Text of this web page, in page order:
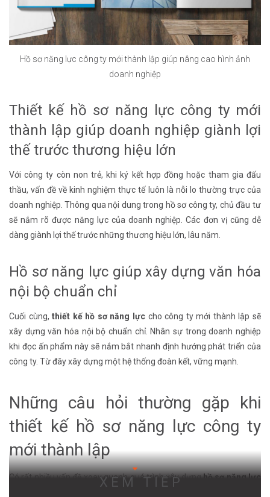
Hồ sơ năng lực công ty mới thành lập giúp nâng cao hình ảnh
doanh nghiệp
Thiết kế hồ sơ năng lực công ty mới
thành lập giúp doanh nghiệp giành lợi
thế trước thương hiệu lớn
Với công ty còn non trẻ, khi ký kết hợp đồng hoặc tham gia đấu
thầu, vấn đề về kinh nghiệm thực tế luôn là nỗi lo thường trực của
doanh nghiệp. Thông qua nội dung trong hồ sơ công ty, chủ đầu tư
sẽ nắm rõ được năng lực của doanh nghiệp. Các đơn vị cũng dễ
dàng giành lợi thế trước những thương hiệu lớn, lâu năm.
Hồ sơ năng lực giúp xây dựng văn hóa
nội bộ chuẩn chỉ
Cuối cùng,thiết kế hồ sơ năng lực cho công ty mới thành lập sẽ
xây dựng văn hóa nội bộ chuẩn chỉ. Nhân sự trong doanh nghiệp
khi đọc ấn phẩm này sẽ nắm bắt nhanh định hướng phát triển của
công ty. Từ đây xây dựng một hệ thống đoàn kết, vững mạnh.
Những câu hỏi thường gặp khi
thiết kế hồ sơ năng lực công ty
mới thành lập
Có rất nhiều vấn đề xoay quanh quá trình xây dựnghồ sơ năng lực
XEM TIẾP